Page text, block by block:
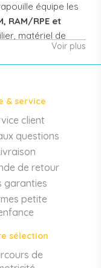
équipe les
RAM/RPE et
matériel de
pour structures
offre couvre
crèche
meubles à
tables et
barrières de
une structure
PMI.
hautes, sièges
écoute-bébé,
Voir plus
& service
client
questions
de retour
garanties
petite
sélection
de